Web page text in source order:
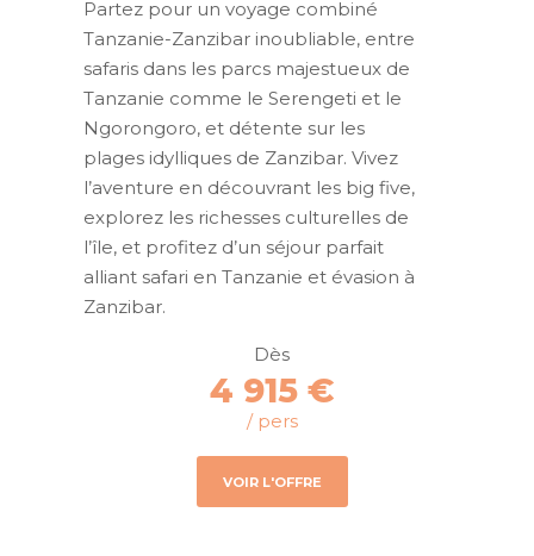
Partez pour un voyage combiné
Tanzanie-Zanzibar inoubliable, entre
safaris dans les parcs majestueux de
Tanzanie comme le Serengeti et le
Ngorongoro, et détente sur les
plages idylliques de Zanzibar. Vivez
l’aventure en découvrant les big five,
explorez les richesses culturelles de
l’île, et profitez d’un séjour parfait
alliant safari en Tanzanie et évasion à
Zanzibar.
Dès
4 915 €
/ pers
VOIR L'OFFRE